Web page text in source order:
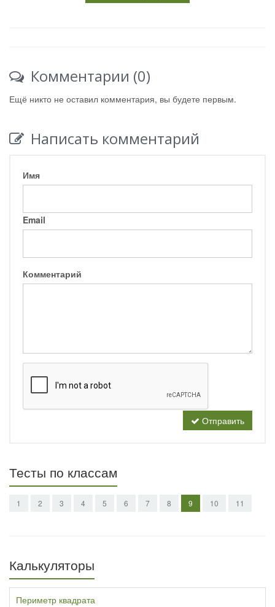
Комментарии (0)
Ещё никто не оставил комментария, вы будете первым.
Написать комментарий
Имя
Email
Комментарий
Отправить
Тесты по классам
1 2 3 4 5 6 7 8 9 10 11
Калькуляторы
Периметр квадрата